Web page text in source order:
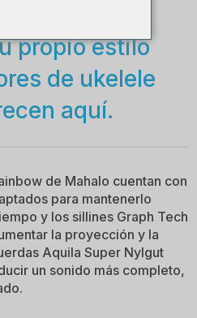
que
propio estilo
de ukelele
aquí.
de Mahalo cuentan con
para mantenerlo
y los sillines Graph Tech
la proyección y la
Aquila Super Nylgut
un sonido más completo,